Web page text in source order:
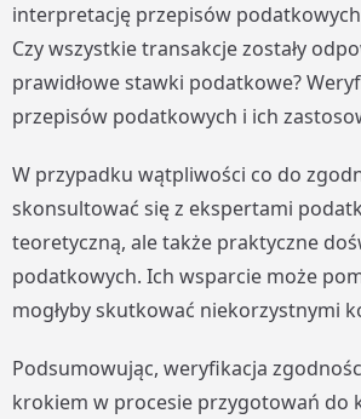
interpretację przepisów
Czy wszystkie transakcje zostały
prawidłowe stawki podatkowe?
przepisów podatkowych i ich
W przypadku wątpliwości co do
skonsultować się z ekspertami
teoretyczną, ale także praktyczne
podatkowych. Ich wsparcie może
mogłyby skutkować niekorzystnymi
Podsumowując, weryfikacja
krokiem w procesie przygotowań do